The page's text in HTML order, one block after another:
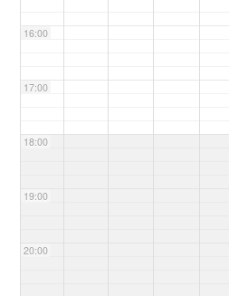
16:00
17:00
18:00
19:00
20:00